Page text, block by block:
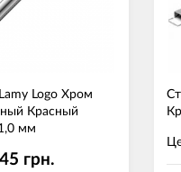
Logo Хром
Красный
мм
грн.